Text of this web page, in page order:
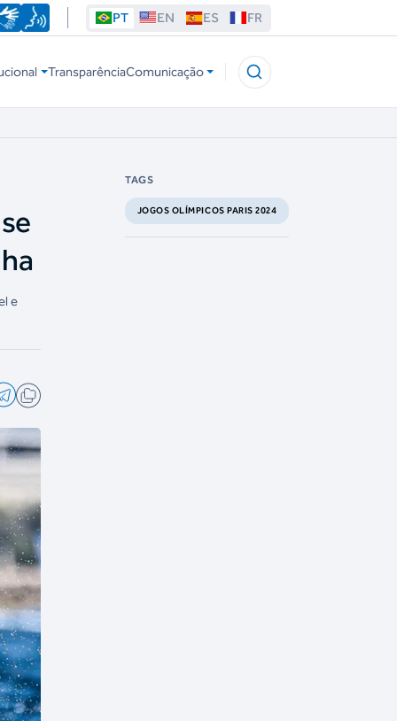
PT EN ES FR
TransparênciaComunicação
e
TAGS
JOGOS OLÍMPICOS PARIS 2024